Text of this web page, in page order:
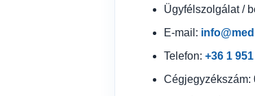
Ügyfélszolgálat /
E-mail:
Telefon: +36 1
Cégjegyzékszám: